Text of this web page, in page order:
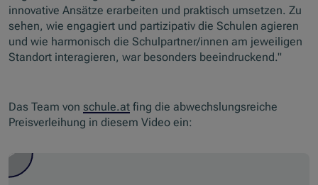
innovative Ansätze erarbeiten und praktisch umsetzen. Zu
sehen, wie engagiert und partizipativ die Schulen agieren
und wie harmonisch die Schulpartner/innen am jeweiligen
Standort interagieren, war besonders beeindruckend."
Das Team von schule.at fing die abwechslungsreiche
Preisverleihung in diesem Video ein: